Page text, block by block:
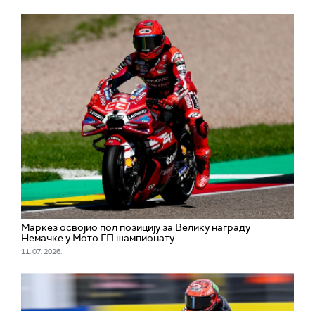
Маркез освојио пол позицију за Велику награду
Немачке у Мото ГП шампионату
11. 07. 2026.